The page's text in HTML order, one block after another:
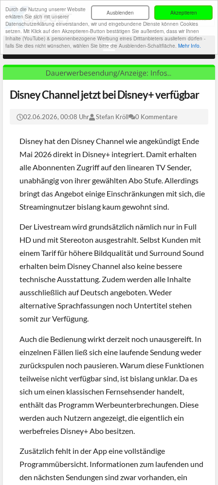
Akzeptieren
Ausblenden
Durch die Nutzung unserer Website
erklären Sie sich mit unserer
Datenschutzerklärung einverstanden, wir und eingebundene Dienste können Cookies
setzen. Mit Klick auf den Akzeptieren-Button bestätigen Sie außerdem, dass wir Ihnen
Inhalte (YouTube) & personenbezogene Werbung eines Drittanbieters ausliefern dürfen -
falls Sie dies nicht wünschen, wählen Sie bitte die Ausblenden-Schaltfläche. Mehr Info.
Disney Channel jetzt bei Disney+ verfügbar
02.06.2026, 00:08 Uhr Stefan Kröll 0 Kommentare
Disney hat den Disney Channel wie angekündigt Ende
Mai 2026 direkt in Disney+ integriert. Damit erhalten
alle Abonnenten Zugriff auf den linearen TV Sender,
unabhängig von ihrer gewählten Abo Stufe. Allerdings
bringt das Angebot einige Einschränkungen mit sich, die
Streamingnutzer bislang kaum gewohnt sind.
Der Livestream wird grundsätzlich nämlich nur in Full
HD und mit Stereoton ausgestrahlt. Selbst Kunden mit
einem Tarif für höhere Bildqualität und Surround Sound
erhalten beim Disney Channel also keine bessere
technische Ausstattung. Zudem werden alle Inhalte
ausschließlich auf Deutsch angeboten. Weder
alternative Sprachfassungen noch Untertitel stehen
somit zur Verfügung.
Auch die Bedienung wirkt derzeit noch unausgereift. In
einzelnen Fällen ließ sich eine laufende Sendung weder
zurückspulen noch pausieren. Warum diese Funktionen
teilweise nicht verfügbar sind, ist bislang unklar. Da es
sich um einen klassischen Fernsehsender handelt,
enthält das Programm Werbeunterbrechungen. Diese
werden auch Nutzern angezeigt, die eigentlich ein
werbefreies Disney+ Abo besitzen.
Zusätzlich fehlt in der App eine vollständige
Programmübersicht. Informationen zum laufenden und
den nächsten Sendungen sind zwar vorhanden, ein